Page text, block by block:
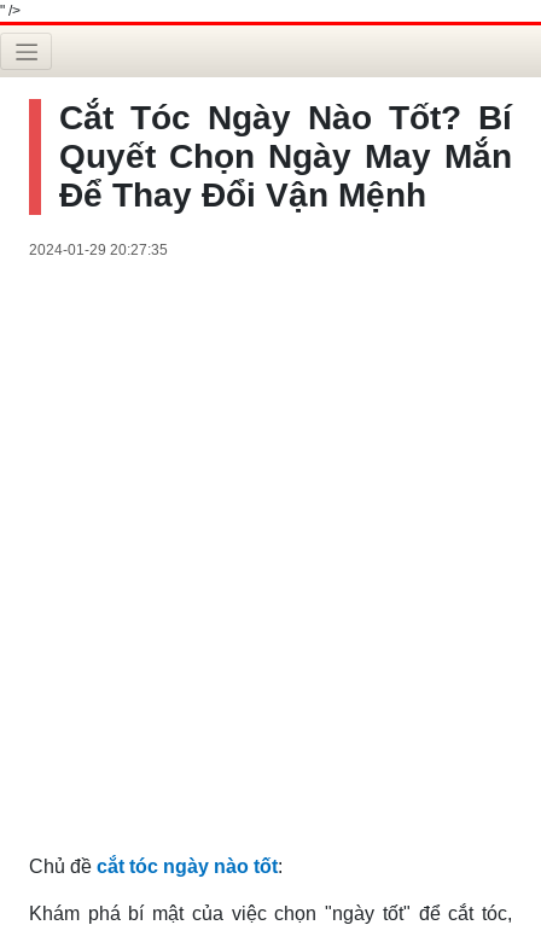
" />
Cắt Tóc Ngày Nào Tốt? Bí
Quyết Chọn Ngày May Mắn
Để Thay Đổi Vận Mệnh
2024-01-29 20:27:35
Chủ đề cắt tóc ngày nào tốt:
Khám phá bí mật của việc chọn "ngày tốt" để cắt tóc,